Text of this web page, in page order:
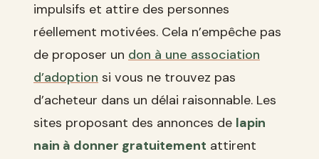
impulsifs et attire des personnes
réellement motivées. Cela n’empêche pas
de proposer un don à une association
d’adoption si vous ne trouvez pas
d’acheteur dans un délai raisonnable. Les
sites proposant des annonces de lapin
nain à donner gratuitement attirent